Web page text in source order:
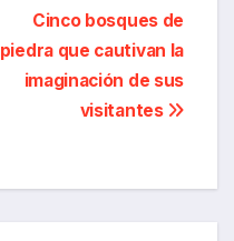
Cinco bosques de
piedra que cautivan la
imaginación de sus
visitantes